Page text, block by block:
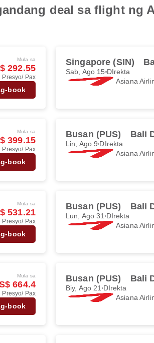
deal sa flight ng
Mula sa
292.55
Presyo/ Pax
book
Singapore (SIN)
Sab, Ago 15 DIrekta
Asiana
Mula sa
399.15
Presyo/ Pax
book
Busan (PUS) Bali
Lin, Ago 9 DIrekta
Asiana
Mula sa
531.21
Presyo/ Pax
book
Busan (PUS) Bali
Lun, Ago 31 DIrekta
Asiana
Mula sa
664.4
Presyo/ Pax
book
Busan (PUS) Bali
Biy, Ago 21 DIrekta
Asiana